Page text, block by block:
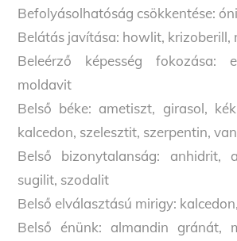
Befolyásolhatóság csökkentése:
Belátás javítása: howlit, krizoberill,
Beleérző képesség fokozása:
moldavit
Belső béke: ametiszt, girasol,
kalcedon, szelesztit, szerpentin,
Belső bizonytalanság: anhidrit,
sugilit, szodalit
Belső elválasztású mirigy:
Belső énünk: almandin gránát,